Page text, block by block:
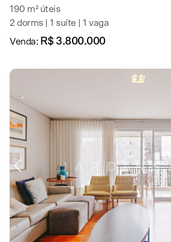
190 m² úteis
2 dorms | 1 suíte | 1 vaga
Venda: R$ 3.800.000